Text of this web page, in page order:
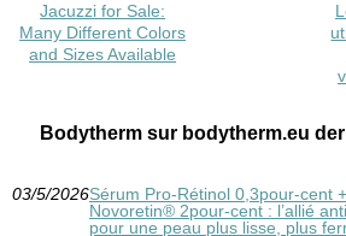
Jacuzzi for Sale:
Many Different Colors
and Sizes Available
Bodytherm sur bodytherm.eu
03/5/2026Sérum Pro‑Rétinol 0,3pour-cent +
Novoretin® 2pour-cent : l’allié
pour une peau plus lisse, plus